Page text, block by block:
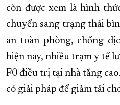
còn được xem là hình
chuyển sang trạng thái
an toàn phòng, chống
hiện nay, nhiều trạm y tế
F0 điều trị tại nhà tăng
có giải pháp để giảm tải